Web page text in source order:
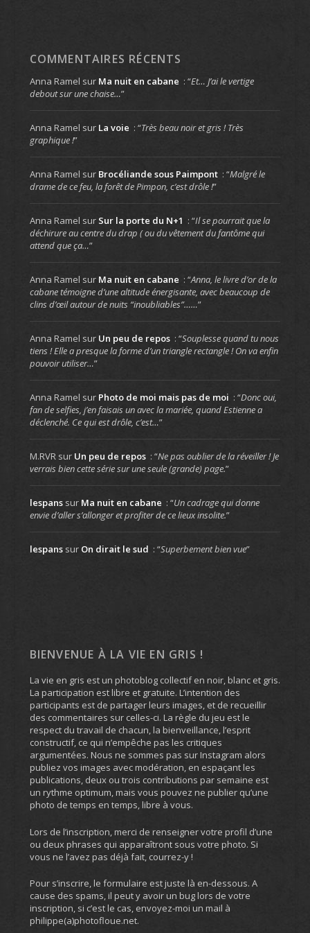
COMMENTAIRES RÉCENTS
Anna Ramel sur Ma nuit en cabane : “Et… J’ai le vertige
debout sur une chaise…”
Anna Ramel sur La voie : “Très beau noir et gris ! Très
graphique !”
Anna Ramel sur Brocéliande sous Paimpont : “Malgré le
drame de ce feu, la forêt de Pimpon, c’est drôle !”
Anna Ramel sur Sur la porte du N+1 : “Il se pourrait que la
déchirure au centre du drap ( ou du vêtement du fantôme qui
attend que ça…”
Anna Ramel sur Ma nuit en cabane : “Anna, le livre d’or de la
cabane témoigne d’une altitude énergisante, avec beaucoup de
clins d’œil autour de nuits “inoubliables”……”
Anna Ramel sur Un peu de repos : “Souplesse quand tu nous
tiens ! Elle a presque la forme d’un triangle rectangle ! On va enfin
pouvoir utiliser…”
Anna Ramel sur Photo de moi mais pas de moi : “Donc oui,
fan de selfies, j’en faisais un avec la mariée, quand Estienne a
déclenché. Ce qui est drôle, c’est…”
M.RVRsur Un peu de repos : “Ne pas oublier de la réveiller ! Je
verrais bien cette série sur une seule (grande) page.”
lespanssur Ma nuit en cabane : “Un cadrage qui donne
envie d’aller s’allonger et profiter de ce lieux insolite.”
lespanssur On dirait le sud : “Superbement bien vue”
BIENVENUE À LA VIE EN GRIS !
La vie en gris est un photoblog collectif en noir, blanc et gris.
La participation est libre et gratuite. L’intention des
participants est de partager leurs images, et de recueillir
des commentaires sur celles-ci. La règle du jeu est le
respect du travail de chacun, la bienveillance, l’esprit
constructif, ce qui n’empêche pas les critiques
argumentées. Nous ne sommes pas sur Instagram alors
publiez vos images avec modération, en espaçant les
publications, deux ou trois contributions par semaine est
un rythme optimum, mais vous pouvez ne publier qu’une
photo de temps en temps, libre à vous.
Lors de l’inscription, merci de renseigner votre profil d’une
ou deux phrases qui apparaîtront sous votre photo. Si
vous ne l’avez pas déjà fait, courrez-y !
Pour s’inscrire, le formulaire est juste là en-dessous. A
cause des spams, il peut y avoir un bug lors de votre
inscription, si c’est le cas, envoyez-moi un mail à
philippe(a)photofloue.net.